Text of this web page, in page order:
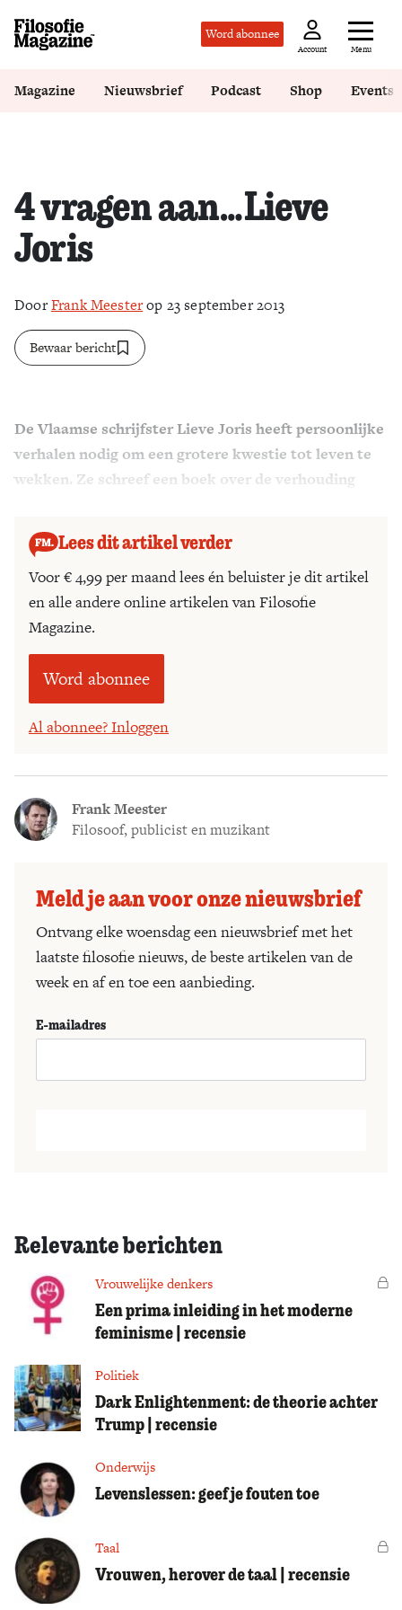
Word abonnee
Account Menu
Zoek
Magazine Nieuwsbrief Podcast Shop Events
4 vragen aan…Lieve
Joris
DoorFrank Meesterop 23 september 2013
Bewaar bericht
De Vlaamse schrijfster Lieve Joris heeft persoonlijke
verhalen nodig om een grotere kwestie tot leven te
wekken. Ze schreef een boek over de verhouding
Lees dit artikel verder
Voor € 4,99 per maand lees én beluister je dit artikel
en alle andere online artikelen van Filosofie
Magazine.
Word abonnee
Al abonnee? Inloggen
Frank Meester
Filosoof, publicist en muzikant
Meld je aan voor onze nieuwsbrief
Ontvang elke woensdag een nieuwsbrief met het
laatste filosofie nieuws, de beste artikelen van de
week en af en toe een aanbieding.
E-mailadres
Relevante berichten
Vrouwelijke denkers
Een prima inleiding in het moderne
feminisme | recensie
Politiek
Dark Enlightenment: de theorie achter
Trump | recensie
Onderwijs
Levenslessen: geef je fouten toe
Taal
Vrouwen, herover de taal | recensie